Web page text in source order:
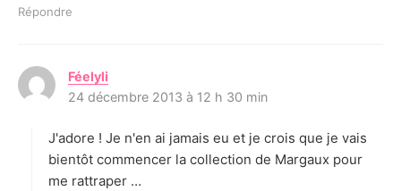
Répondre
Féelyli
i
:
24 décembre 2013 à 12 h 30 min
J'adore ! Je n'en ai jamais eu et je crois que je vais
bientôt commencer la collection de Margaux pour
me rattraper …